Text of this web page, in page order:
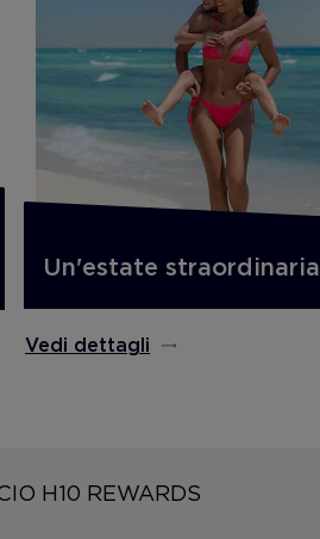
Un'estate straordinaria
Vedi dettagli
H10 REWARDS